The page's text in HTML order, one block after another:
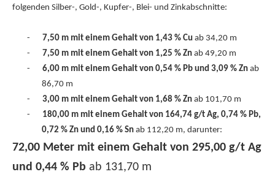
folgenden Silber-, Gold-, Kupfer-, Blei- und Zinkabschnitte:
- 7,50 m mit einem Gehalt von 1,43 % Cu ab 34,20 m
-
7,50 m mit einem Gehalt von 1,25 % Zn ab 49,20 m
-
6,00 m mit einem Gehalt von 0,54 % Pb und 3,09 % Zn ab
86,70 m
-
3,00 m mit einem Gehalt von 1,68 % Zn ab 101,70 m
-
180,00 m mit einem Gehalt von 164,74 g/t Ag, 0,74 % Pb,
0,72 % Zn und 0,16 % Sn ab 112,20 m, darunter:
72,00 Meter mit einem Gehalt von 295,00 g/t Ag
und 0,44 % Pb ab 131,70 m